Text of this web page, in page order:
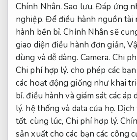
Chính Nhân.Sao lưu. Đáp ứng
nghiệp. Để điều hành nguồn tài
hành bền bỉ. Chính Nhân sẽ
giao diện điều hành đơn giản,
dùng và dễ dàng. Camera. Chi
Chi phí hợp lý. cho phép các
các hoạt động giống như khai
bỉ. điều hành và giám sát các áp
lý. hệ thống và data của họ. Dịch
tốt. cùng lúc, Chi phí hợp lý.
sản xuất cho các bạn các công